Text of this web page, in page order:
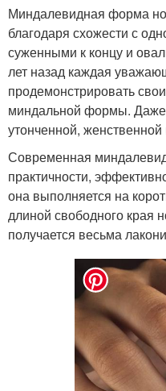
Миндалевидная форма
благодаря схожести с
суженными к концу и
лет назад каждая
продемонстрировать
миндальной формы. Даже
утонченной, женственной
Современная
практичности,
она выполняется на
длиной свободного края
получается весьма